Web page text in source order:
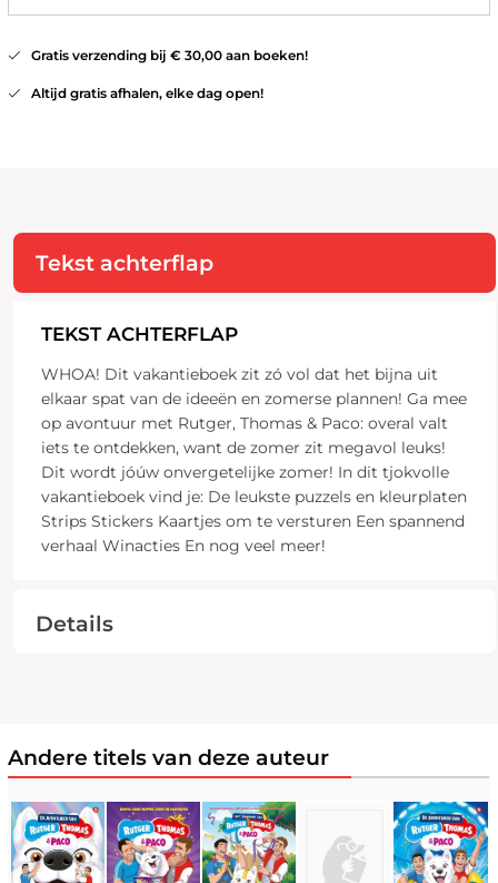
Gratis verzending bij € 30,00 aan boeken!
Altijd gratis afhalen, elke dag open!
Tekst achterflap
TEKST ACHTERFLAP
WHOA! Dit vakantieboek zit zó vol dat het bijna uit
elkaar spat van de ideeën en zomerse plannen! Ga mee
op avontuur met Rutger, Thomas & Paco: overal valt
iets te ontdekken, want de zomer zit megavol leuks!
Dit wordt jóúw onvergetelijke zomer! In dit tjokvolle
vakantieboek vind je: De leukste puzzels en kleurplaten
Strips Stickers Kaartjes om te versturen Een spannend
verhaal Winacties En nog veel meer!
Details
Andere titels van deze auteur